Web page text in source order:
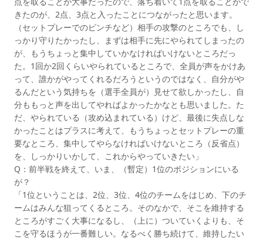
きたのが、2点、3点と入ったことにつながったと思います。
（セットプレーでのピンチなど）相手の攻撃のところでも、し
っかり守りたかったし、まずは相手に先にやられてしまったの
が、もうちょっと集中していかなければいけないところだっ
た。1回か2回くらいやられているところで、全員が声をかけあ
って、誰かがやってくれるだろうというのではなく、自分がや
るんだという気持ちを（選手全員が）見せて欲しかったし、自
分ももっと声を出してやればよかったかなとも思いました。た
だ、やられている（攻め込まれている）けど、最後に失点しな
かったことはプラスに考えて、もうちょっとセットプレーの重
要なところ、集中してやらなければいけないところ（反省点）
を、しっかりいかして、これからやっていきたい」
Q：前半戦を終えて、いま、（暫定）1位のポジションにいる
が？
「1位ということは、2位、3位、4位のチームをはじめ、下のチ
ームはみんな狙ってくるところ。そのなかで、そこを維持する
ところがすごく大事になるし、（上に）ついていくよりも、そ
こを守るほうが一番難しい。なるべく勝ち続けて、維持したい